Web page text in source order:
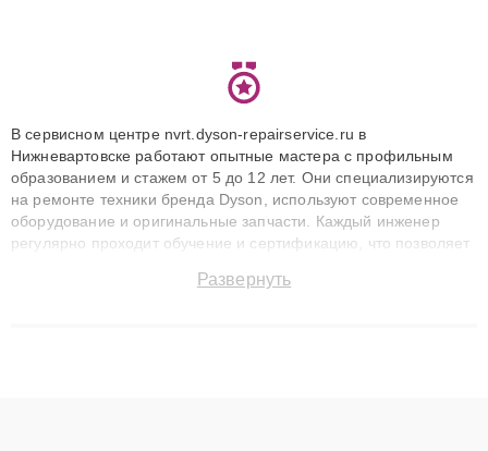
В сервисном центре nvrt.dyson-repairservice.ru в
Нижневартовске работают опытные мастера с профильным
образованием и стажем от 5 до 12 лет. Они специализируются
на ремонте техники бренда Dyson, используют современное
оборудование и оригинальные запчасти. Каждый инженер
регулярно проходит обучение и сертификацию, что позволяет
технику с сохранением гарантии до 3 лет. Наши мастера
Развернуть